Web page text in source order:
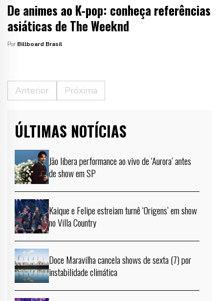
De animes ao K-pop: conheça referências
asiáticas de The Weeknd
Por Billboard Brasil
Anterior Próxima
ÚLTIMAS NOTÍCIAS
Jão libera performance ao vivo de ‘Aurora’ antes
de show em SP
Kaique e Felipe estreiam turnê ‘Origens’ em show
no Villa Country
Doce Maravilha cancela shows de sexta (7) por
instabilidade climática